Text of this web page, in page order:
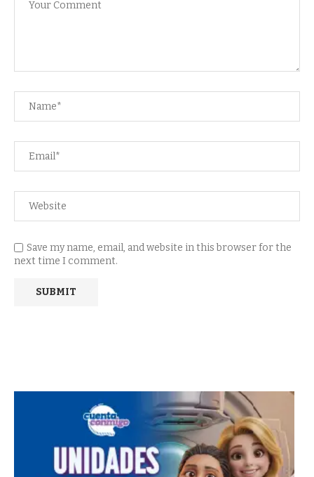
Save my name, email, and website in this browser for the
next time I comment.